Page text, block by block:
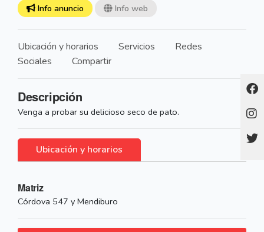
Info anuncio Info web
Ubicación y horarios Servicios
Redes
Sociales
Compartir
Descripción
Venga a probar su delicioso seco de pato.
Ubicación y horarios
Matriz
Córdova 547 y Mendiburo